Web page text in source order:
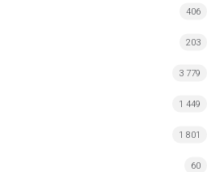
406
203
3 779
1 449
1 801
60